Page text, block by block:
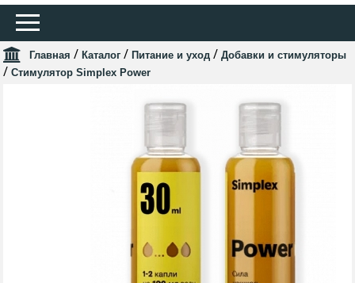
Главная / Каталог / Питание и уход / Добавки и стимуляторы
/ Стимулятор Simplex Power